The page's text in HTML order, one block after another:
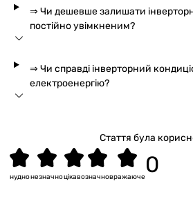
⇒ Чи дешевше залишати
постійно увімкненим?
⇒ Чи справді інверторний
електроенергію?
Стаття була
вражаюче
значно
цікаво
незначно
нудно